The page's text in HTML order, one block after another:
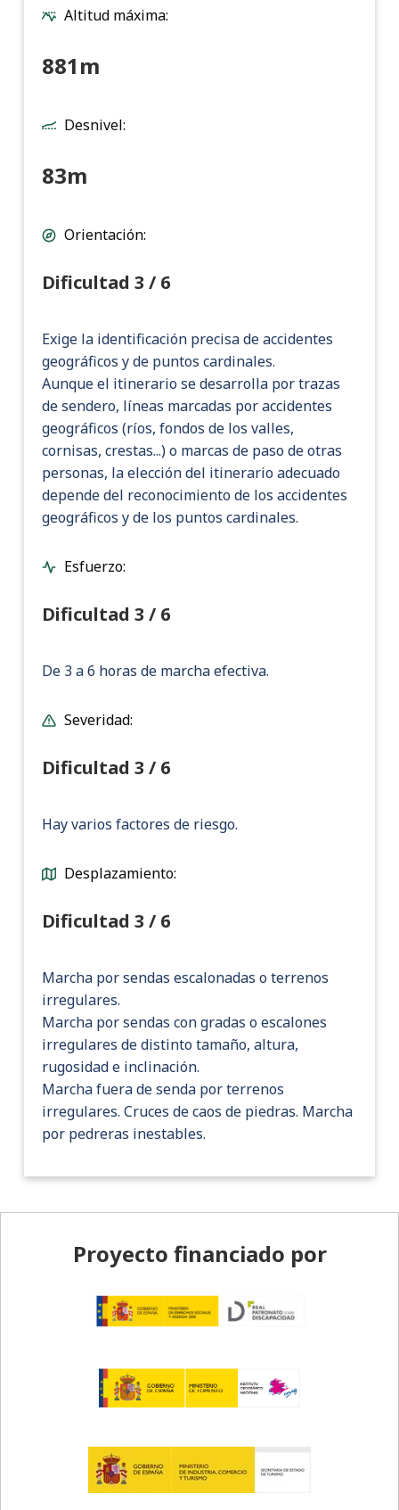
Altitud máxima:
881m
Desnivel:
83m
Orientación:
Dificultad 3 / 6
Exige la identificación precisa de accidentes
geográficos y de puntos cardinales.
Aunque el itinerario se desarrolla por trazas
de sendero, líneas marcadas por accidentes
geográficos (ríos, fondos de los valles,
cornisas, crestas...) o marcas de paso de otras
personas, la elección del itinerario adecuado
depende del reconocimiento de los accidentes
geográficos y de los puntos cardinales.
Esfuerzo:
Dificultad 3 / 6
De 3 a 6 horas de marcha efectiva.
Severidad:
Dificultad 3 / 6
Hay varios factores de riesgo.
Desplazamiento:
Dificultad 3 / 6
Marcha por sendas escalonadas o terrenos
irregulares.
Marcha por sendas con gradas o escalones
irregulares de distinto tamaño, altura,
rugosidad e inclinación.
Marcha fuera de senda por terrenos
irregulares. Cruces de caos de piedras. Marcha
por pedreras inestables.
Proyecto financiado por